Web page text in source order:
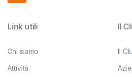
Link utili
Chi siamo
Attività
Il
Il